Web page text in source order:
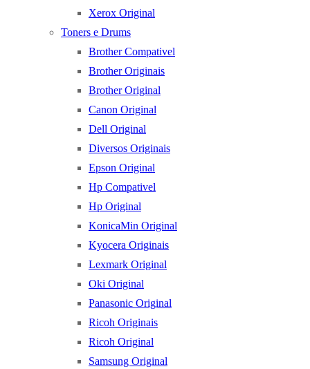
Xerox Original
Toners e Drums
Brother Compativel
Brother Originais
Brother Original
Canon Original
Dell Original
Diversos Originais
Epson Original
Hp Compativel
Hp Original
KonicaMin Original
Kyocera Originais
Lexmark Original
Oki Original
Panasonic Original
Ricoh Originais
Ricoh Original
Samsung Original